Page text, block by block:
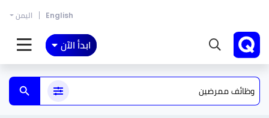
English اليمن
ابدأ الآن